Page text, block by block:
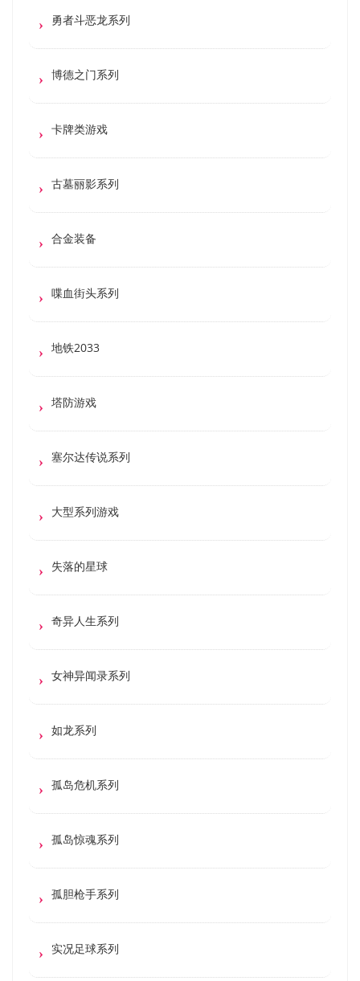
勇者斗恶龙系列
博德之门系列
卡牌类游戏
古墓丽影系列
合金装备
喋血街头系列
地铁2033
塔防游戏
塞尔达传说系列
大型系列游戏
失落的星球
奇异人生系列
女神异闻录系列
如龙系列
孤岛危机系列
孤岛惊魂系列
孤胆枪手系列
实况足球系列